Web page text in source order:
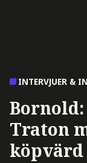
INTERVJUER &
Traton
köpvärd